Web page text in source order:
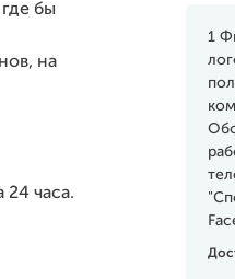
1
бы
на
часа.